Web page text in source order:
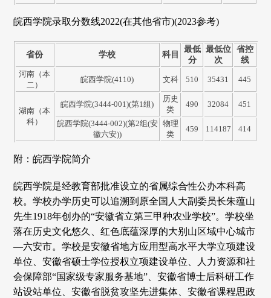
皖西学院录取分数线2022(在其他省市)(2023参考)
省份 学校 科目
最低
分
最低位
次
省控
线
河南（本
二）
皖西学院(4110) 文科 510 35431 445
湖南（本
科）
皖西学院(3444-001)(第1组)
历史
类
490 32084 451
皖西学院(3444-002)(第2组(安
徽六安))
物理
类
459 114187 414
附：皖西学院简介
皖西学院是经教育部批准设立的省属综合性公办本科高
校。学校办学历史可以追溯到原全国人大副委员长朱蕴山
先生1918年创办的“安徽省立第三甲种农业学校”。学校坐
落在历史文化悠久、红色底蕴深厚的大别山区域中心城市
—六安市。学校是安徽省地方应用型高水平大学立项建设
单位、安徽省硕士学位授权立项建设单位、人力资源和社
会保障部“国家级专家服务基地”、安徽省博士后科研工作
站设站单位、安徽省脱贫攻坚先进集体、安徽省课程思政